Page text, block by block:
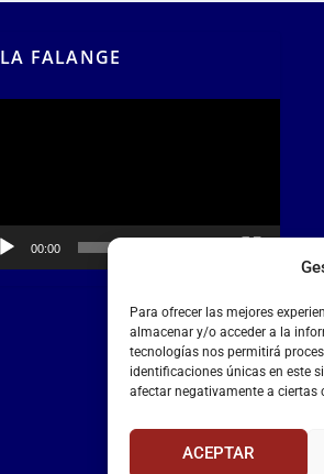
Para ofrecer las mejores
almacenar y/o acceder a la
tecnologías nos permitirá
identificaciones únicas en este
afectar negativamente a ciertas
ACEPTAR
LA FALANGE
00:00